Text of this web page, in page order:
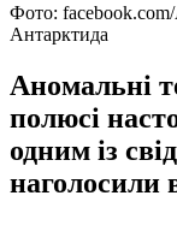
Фото:
Антарктида
Аномальні
полюсі
одним із
наголосили